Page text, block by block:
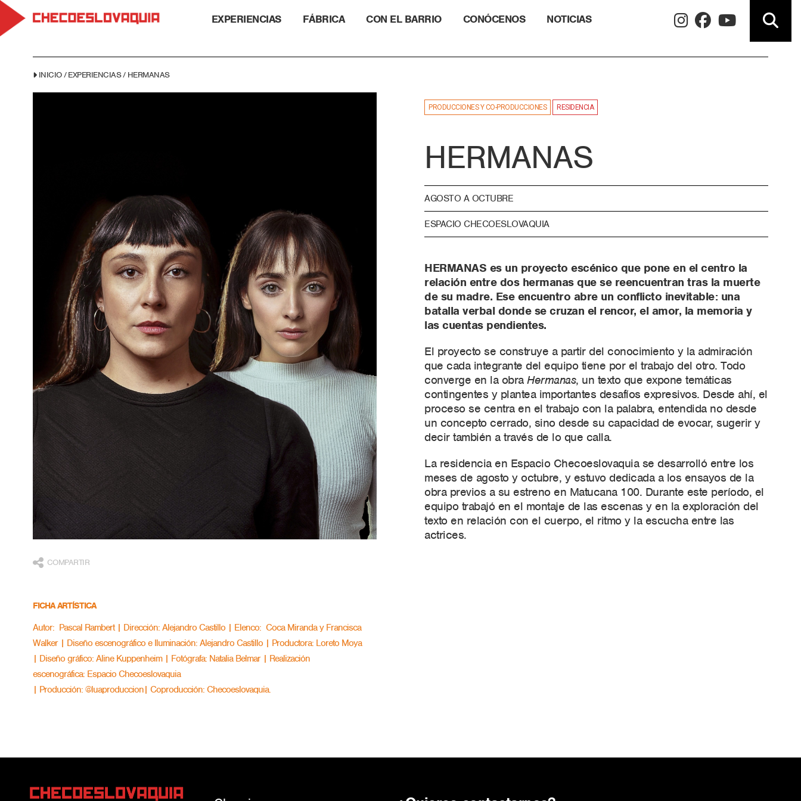
EXPERIENCIAS FÁBRICA CON EL BARRIO CONÓCENOS NOTICIAS
INICIO / EXPERIENCIAS/ HERMANAS
COMPARTIR
FICHA ARTÍSTICA
Autor: Pascal Rambert | Dirección: Alejandro Castillo | Elenco: Coca Miranda y Francisca
Walker | Diseño escenográfico e Iluminación: Alejandro Castillo | Productora: Loreto Moya
| Diseño gráfico: Aline Kuppenheim | Fotógrafa: Natalia Belmar | Realización
escenográfica: Espacio Checoeslovaquia
| Producción: @luaproduccion| Coproducción: Checoeslovaquia.
PRODUCCIONES Y CO-PRODUCCIONES RESIDENCIA
HERMANAS
AGOSTO A OCTUBRE
ESPACIO CHECOESLOVAQUIA
HERMANAS es un proyecto escénico que pone en el centro la
relación entre dos hermanas que se reencuentran tras la muerte
de su madre. Ese encuentro abre un conflicto inevitable: una
batalla verbal donde se cruzan el rencor, el amor, la memoria y
las cuentas pendientes.
El proyecto se construye a partir del conocimiento y la admiración
que cada integrante del equipo tiene por el trabajo del otro. Todo
converge en la obraHermanas, un texto que expone temáticas
contingentes y plantea importantes desafíos expresivos. Desde ahí, el
proceso se centra en el trabajo con la palabra, entendida no desde
un concepto cerrado, sino desde su capacidad de evocar, sugerir y
decir también a través de lo que calla.
La residencia en Espacio Checoeslovaquia se desarrolló entre los
meses de agosto y octubre, y estuvo dedicada a los ensayos de la
obra previos a su estreno en Matucana 100. Durante este período, el
equipo trabajó en el montaje de las escenas y en la exploración del
texto en relación con el cuerpo, el ritmo y la escucha entre las
actrices.